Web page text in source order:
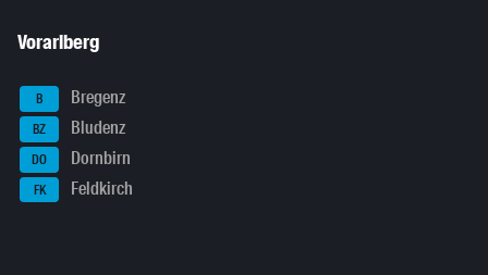
Vorarlberg
B Bregenz
BZ Bludenz
DO Dornbirn
FK Feldkirch